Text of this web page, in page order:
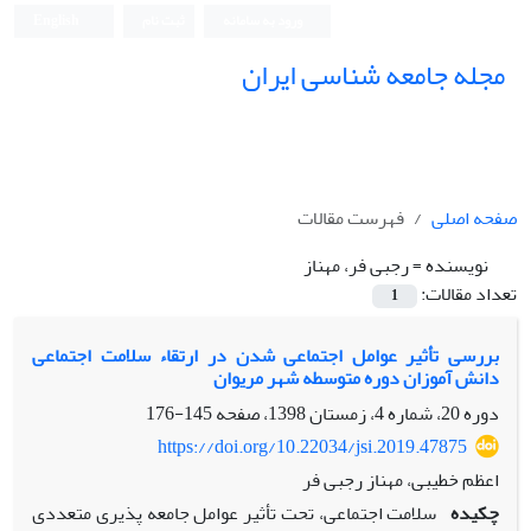
مجله جامعه شناسی ایران
صفحه اصلی
فهرست مقالات
نویسنده =رجبی فر، مهناز
تعداد مقالات:
1
بررسی تأثیر عوامل اجتماعی شدن در ارتقاء سلامت اجتماعی
دانش آموزان دوره متوسطه شهر مریوان
دوره 20، شماره 4، زمستان 1398، صفحه
145-176
https://doi.org/10.22034/jsi.2019.47875
اعظم خطیبی، مهناز رجبی فر
چکیده سلامت اجتماعی، تحت تأثیر عوامل جامعه پذیری متعددی